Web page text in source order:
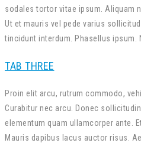
sodales tortor vitae ipsum. Aliquam
Ut et mauris vel pede varius
tincidunt interdum. Phasellus ipsum.
TAB THREE
Proin elit arcu, rutrum commodo,
Curabitur nec arcu. Donec
elementum quam ullamcorper ante.
Mauris dapibus lacus auctor risus.